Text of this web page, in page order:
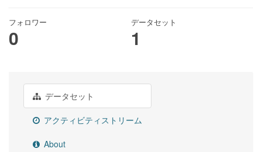
フォロワー
0
データセット
1
データセット
アクティビティストリーム
About